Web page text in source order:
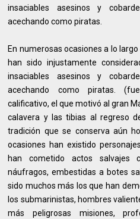
insaciables asesinos y
acechando como piratas.
En numerosas ocasiones a lo
han sido injustamente
insaciables asesinos y
acechando como piratas.
calificativo, el que motivó al gran
calavera y las tibias al regreso
tradición que se conserva aún
ocasiones han existido
han cometido actos salvajes
náufragos, embestidas a botes
sido muchos más los que han
los submarinistas, hombres
más peligrosas misiones,